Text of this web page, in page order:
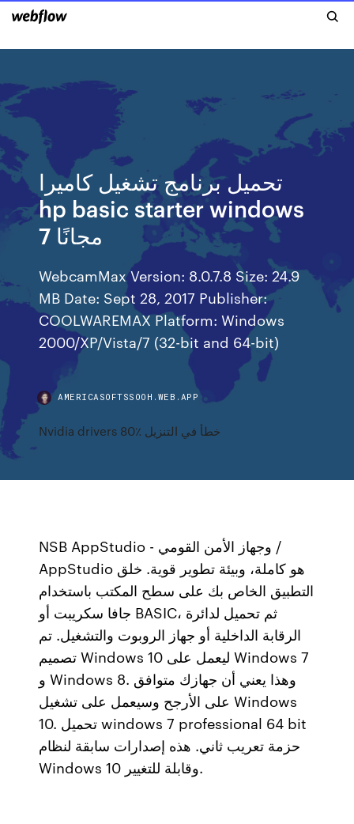
تحميل برنامج تشغيل كاميرا
hp basic starter windows
7 مجانًا
WebcamMax Version: 8.0.7.8 Size: 24.9
MB Date: Sept 28, 2017 Publisher:
COOLWAREMAX Platform: Windows
2000/XP/Vista/7 (32-bit and 64-bit)
AMERICASOFTSSOOH.WEB.APP
Nvidia drivers 80٪ خطأ في التنزيل
NSB AppStudio - وجهاز الأمن القومي /
AppStudio هو كاملة، وبيئة تطوير قوية. خلق
التطبيق الخاص بك على سطح المكتب باستخدام
جافا سكريبت أو BASIC، ثم تحميل لدائرة
الرقابة الداخلية أو جهاز الروبوت والتشغيل. تم
تصميم Windows 10 ليعمل على Windows 7
و Windows 8. وهذا يعني أن جهازك متوافق
على الأرجح وسيعمل على تشغيل Windows
10. تحميل windows 7 professional 64 bit
حزمة تعريب ثاني. هذه إصدارات سابقة لنظام
Windows 10 وقابلة للتغيير.